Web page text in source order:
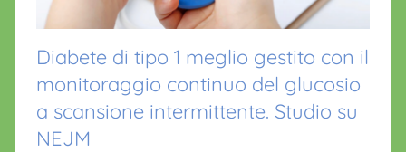
Diabete di tipo 1 meglio gestito con il
monitoraggio continuo del glucosio
a scansione intermittente. Studio su
NEJM